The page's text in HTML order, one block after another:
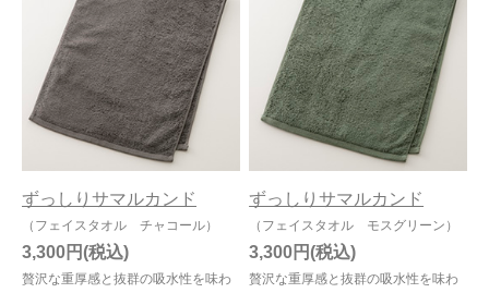
ずっしりサマルカンド
（フェイスタオル チャコール）
贅沢な重厚感と抜群の吸水性を味わ
3,300円
ずっしりサマルカンド
（フェイスタオル モスグリーン）
贅沢な重厚感と抜群の吸水性を味わ
3,300円